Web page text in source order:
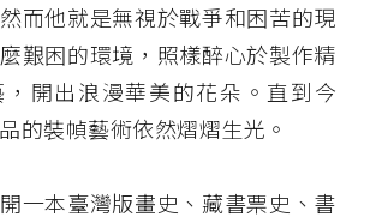
而他就是無視於戰爭和困苦的現
艱困的環境，照樣醉心於製作精
開出浪漫華美的花朵。直到今
的裝幀藝術依然熠熠生光。
一本臺灣版畫史、藏書票史、書